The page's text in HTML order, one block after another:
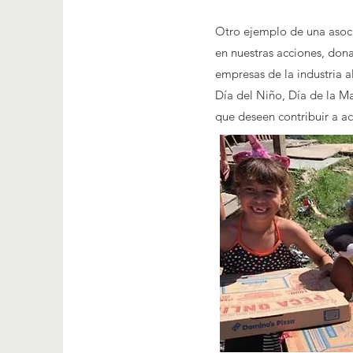
Otro ejemplo de una
en nuestras acciones,
empresas de la industria
Día del Niño, Día de la
que deseen contribuir a